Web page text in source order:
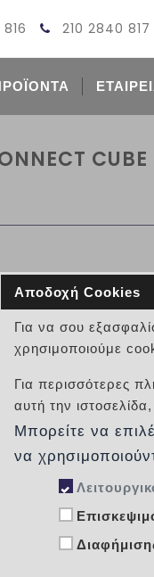
210 2840 817
CUBE
Αποδοχή Cookies
Για να σου
χρησιμοποιούμε
Για περισσότερες
αυτή την
Μπορείτε να
να